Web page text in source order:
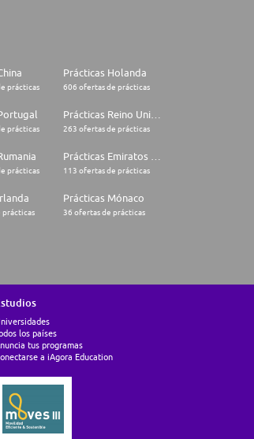
prácticas
Prácticas Holanda
606 ofertas de prácticas
prácticas 263 ofertas de prácticas
prácticas 113 ofertas de prácticas
prácticas
Prácticas Mónaco
36 ofertas de prácticas
los países
tus programas
a iAgora Education